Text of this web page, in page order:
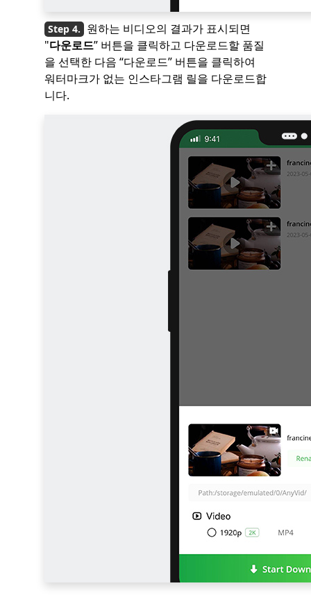
원하는 비디오의 결과가 표시되면
"다운로드” 버튼을 클릭하고 다운로드할 품질
을 선택한 다음 “다운로드” 버튼을 클릭하여
워터마크가 없는 인스타그램 릴을 다운로드합
니다.